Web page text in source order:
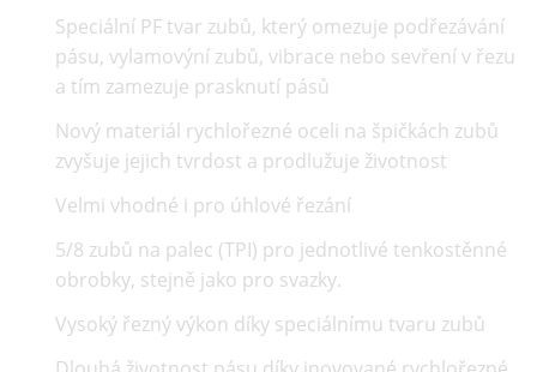
Speciální PF tvar zubů, který omezuje podřezávání
pásu, vylamovýní zubů, vibrace nebo sevření v řezu
a tím zamezuje prasknutí pásů
Nový materiál rychlořezné oceli na špičkách zubů
zvyšuje jejich tvrdost a prodlužuje životnost
Velmi vhodné i pro úhlové řezání
5/8 zubů na palec (TPI) pro jednotlivé tenkostěnné
obrobky, stejně jako pro svazky.
Vysoký řezný výkon díky speciálnímu tvaru zubů